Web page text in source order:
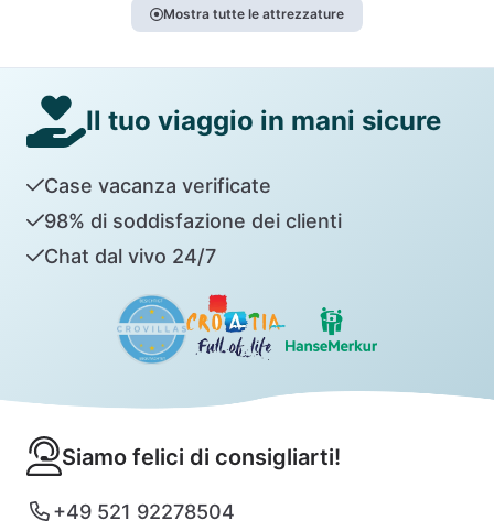
Mostra tutte le attrezzature
Il tuo viaggio in mani sicure
Case vacanza verificate
98% di soddisfazione dei clienti
Chat dal vivo 24/7
Siamo felici di consigliarti!
+49 521 92278504